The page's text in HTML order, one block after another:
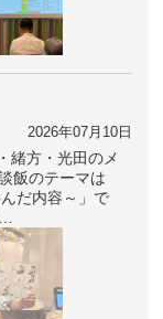
2026年07月10日
緒方・光田のメ
飯のテーマは
だ内容～」で